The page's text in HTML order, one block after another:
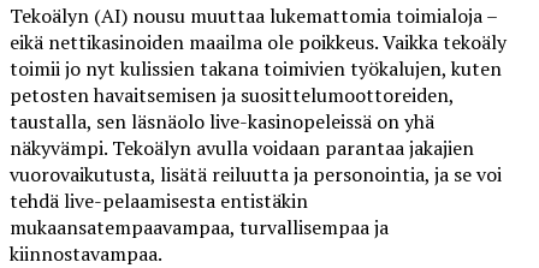
Tekoälyn (AI) nousu muuttaa lukemattomia toimialoja –
eikä nettikasinoiden maailma ole poikkeus. Vaikka tekoäly
toimii jo nyt kulissien takana toimivien työkalujen, kuten
petosten havaitsemisen ja suosittelumoottoreiden,
taustalla, sen läsnäolo live-kasinopeleissä on yhä
näkyvämpi. Tekoälyn avulla voidaan parantaa jakajien
vuorovaikutusta, lisätä reiluutta ja personointia, ja se voi
tehdä live-pelaamisesta entistäkin
mukaansatempaavampaa, turvallisempaa ja
kiinnostavampaa.